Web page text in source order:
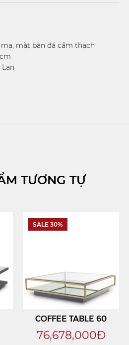
mặt bàn đá cẩm thạch
TƯƠNG TỰ
SALE 30%
COFFEE TABLE 60
76,678,000Đ